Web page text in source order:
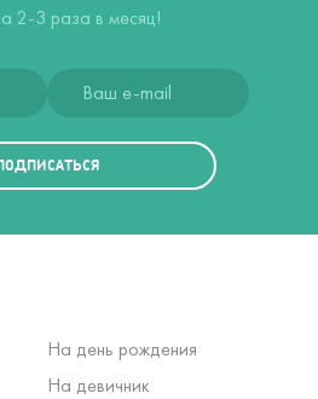
2-3 раза в месяц!
На день рождения
На девичник